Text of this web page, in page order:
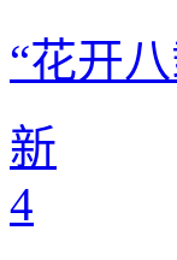
“花开
新
4